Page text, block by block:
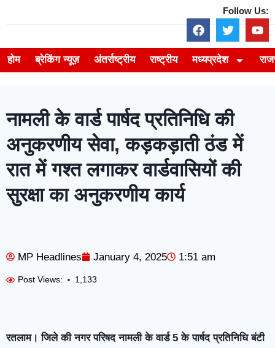
Follow Us:
होम ब्रेकिंग न्यूज़ अंतर्राष्ट्रीय राष्ट्रीय मध्यप्रदेश
नामली के वार्ड पार्षद प्रतिनिधि की
अनुकरणीय सेवा, कड़कड़ाती ठंड में
रात में गश्त लगाकर वार्डवासियों की
सुरक्षा का अनुकरणीय कार्य
MP Headlines January 4, 2025 1:51 am
Post Views: 1,133
रतलाम। जिले की नगर परिषद नामली के वार्ड 5 के पार्षद प्रतिनिधि बंटी